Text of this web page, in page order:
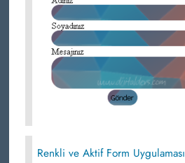
Renkli ve Aktif Form Uygulaması